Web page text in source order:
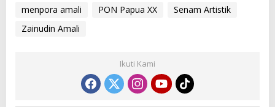
menpora amali PON Papua XX
Senam Artistik
Zainudin Amali
Ikuti Kami